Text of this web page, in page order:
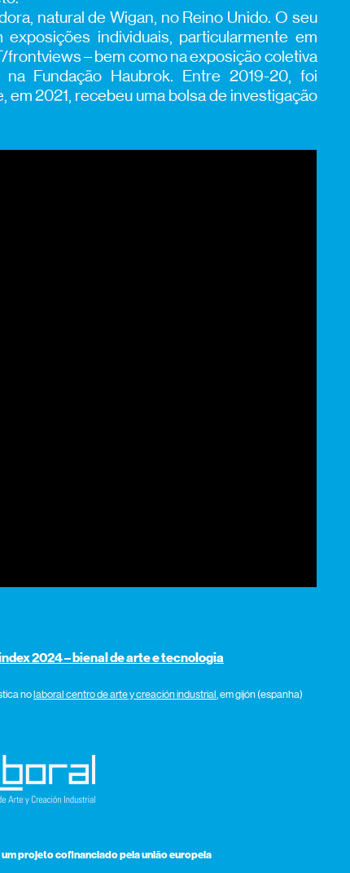
natural de Wigan, no Reino Unido. O seu
individuais, particularmente em
– bem como na exposição coletiva
Fundação Haubrok. Entre 2019-20, foi
2021, recebeu uma bolsa de investigação
2024 – bienal de arte e tecnologia
nolaboral centro de arte y creación industrial , em gijón (espanha)
projeto cofinanciado pela união europeia